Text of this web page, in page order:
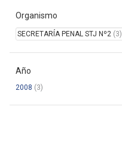
Organismo
SECRETARÍA PENAL STJ Nº2 (3)
Año
2008 (3)